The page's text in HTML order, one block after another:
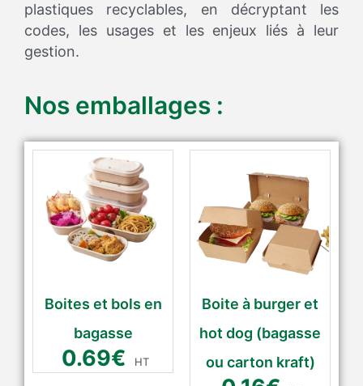
plastiques recyclables, en décryptant les
codes, les usages et les enjeux liés à leur
gestion.
Nos emballages :
Boites et bols en
bagasse
0.69€ HT
Boite à burger et
hot dog (bagasse
ou carton kraft)